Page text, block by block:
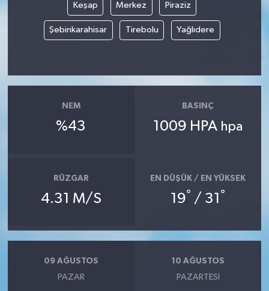
Keşap Merkez Piraziz
Şebinkarahisar Tirebolu Yağlıdere
NEM
%43
BASINÇ
1009 HPA hpa
RÜZGAR
4.31 M/S
EN DÜŞÜK / EN YÜKSEK
19° / 31 °
09 AĞUSTOS
PAZAR
10 AĞUSTOS
PAZARTESI